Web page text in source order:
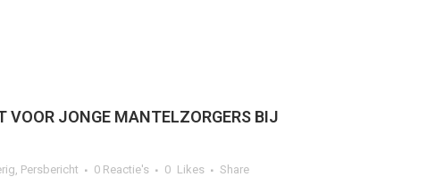
VOOR JONGE MANTELZORGERS BIJ
, Persbericht 0 Reactie's 0 Likes Share